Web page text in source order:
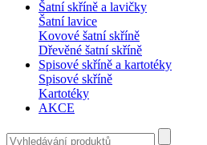
Šatní skříně a lavičky
Šatní lavice
Kovové šatní skříně
Dřevěné šatní skříně
Spisové skříně a kartotéky
Spisové skříně
Kartotéky
AKCE